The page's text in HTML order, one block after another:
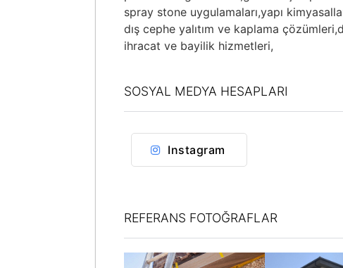
spray stone uygulamaları,yapı
dış cephe yalıtım ve kaplama çözümleri,
ihracat ve bayilik hizmetleri,
SOSYAL MEDYA HESAPLARI
Instagram
REFERANS FOTOĞRAFLAR